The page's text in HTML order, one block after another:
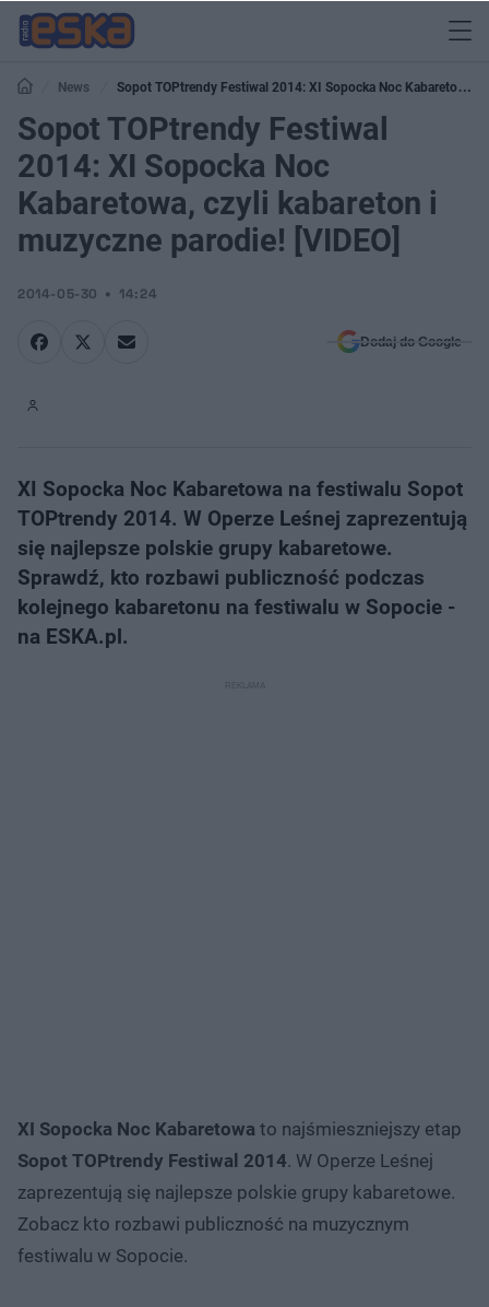
News
Sopot TOPtrendy Festiwal 2014: XI Sopocka Noc Kabaretowa,
czyli kabareton i muzyczne parodie! [VIDEO]
Sopot TOPtrendy Festiwal
2014: XI Sopocka Noc
Kabaretowa, czyli kabareton i
muzyczne parodie! [VIDEO]
2014-05-30 14:24
Dodaj do Google
XI Sopocka Noc Kabaretowa na festiwalu Sopot
TOPtrendy 2014. W Operze Leśnej zaprezentują
się najlepsze polskie grupy kabaretowe.
Sprawdź, kto rozbawi publiczność podczas
kolejnego kabaretonu na festiwalu w Sopocie -
na ESKA.pl.
XI Sopocka Noc Kabaretowa to najśmieszniejszy etap
Sopot TOPtrendy Festiwal 2014. W Operze Leśnej
zaprezentują się najlepsze polskie grupy kabaretowe.
Zobacz kto rozbawi publiczność na muzycznym
festiwalu w Sopocie.